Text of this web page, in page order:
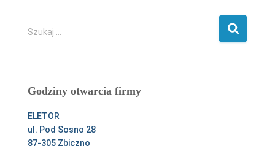
S
z
j
Szukaj …
Godziny otwarcia firmy
ELETOR
ul. Pod Sosno 28
87-305 Zbiczno